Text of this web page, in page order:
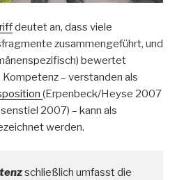
deutet an, dass viele
zusammengeführt, und
bewertet
– verstanden als
(Erpenbeck/Heyse 2007
2007) – kann als
werden.
schließlich umfasst die